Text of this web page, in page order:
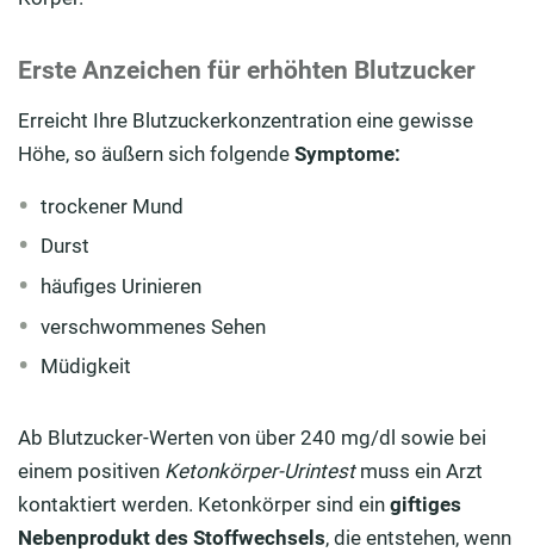
Erste Anzeichen für erhöhten Blutzucker
Erreicht Ihre Blutzuckerkonzentration eine gewisse
Höhe, so äußern sich folgende Symptome:
trockener Mund
Durst
häufiges Urinieren
verschwommenes Sehen
Müdigkeit
Ab Blutzucker-Werten von über 240 mg/dl sowie bei
einem positiven Ketonkörper-Urintestmuss ein Arzt
kontaktiert werden. Ketonkörper sind ein giftiges
Nebenprodukt des Stoffwechsels, die entstehen, wenn